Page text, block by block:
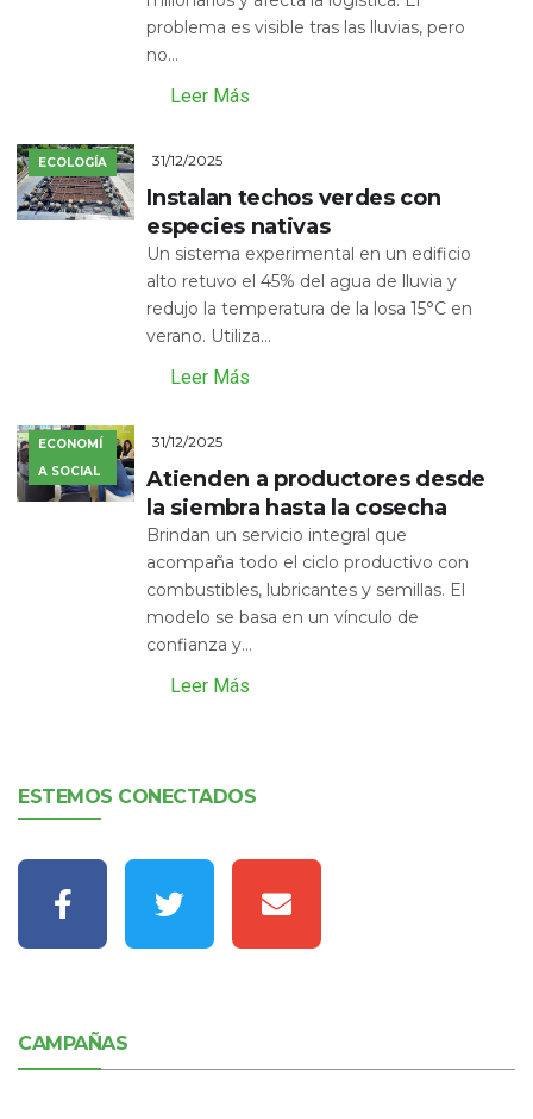
problema es visible tras las lluvias, pero
no...
Leer Más
ECOLOGÍA 31/12/2025
Instalan techos verdes con
especies nativas
Un sistema experimental en un edificio
alto retuvo el 45% del agua de lluvia y
redujo la temperatura de la losa 15°C en
verano. Utiliza...
Leer Más
ECONOMÍ
A SOCIAL
31/12/2025
Atienden a productores desde
la siembra hasta la cosecha
Brindan un servicio integral que
acompaña todo el ciclo productivo con
combustibles, lubricantes y semillas. El
modelo se basa en un vínculo de
confianza y...
Leer Más
ESTEMOS CONECTADOS
CAMPAÑAS